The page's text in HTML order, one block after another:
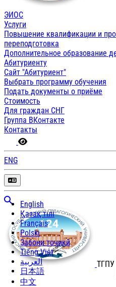
ЭИОС
Услуги
Повышение квалификации и
переподготовка
Дополнительное образование
Абитуриенту
Сайт "Абитуриент"
Выбрать программу обучения
Подать документы о приёме
Стоимость
Для граждан СНГ
Группа ВКонтакте
Контакты
ENG
English
Қазақ тілі
Français
Polski
Забони тоҷикӣ
Tiếng Việt
العربية
日本語
中文
ТГПУ